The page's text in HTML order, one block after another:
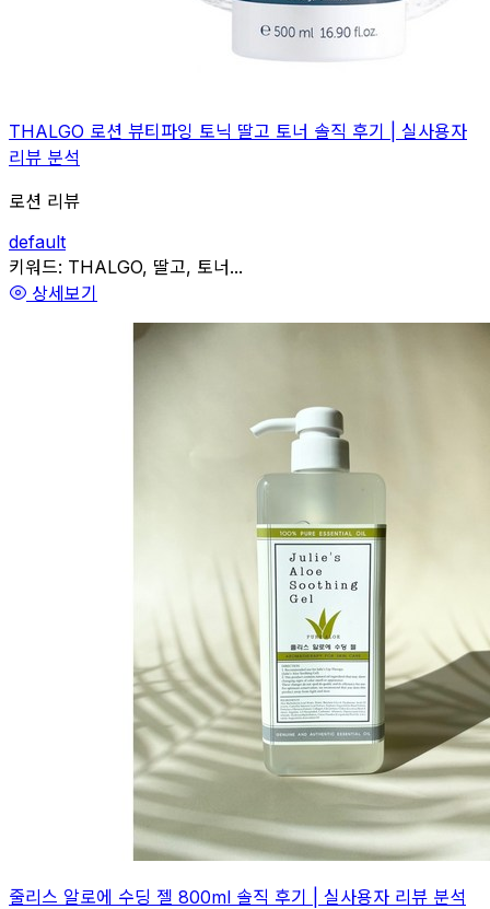
THALGO 로션 뷰티파잉 토닉 딸고 토너 솔직 후기 | 실사용자
리뷰 분석
로션 리뷰
default
관련
키워드: THALGO, 딸고, 토너...
상세보기
줄리스 알로에 수딩 젤 800ml 솔직 후기 | 실사용자 리뷰 분석